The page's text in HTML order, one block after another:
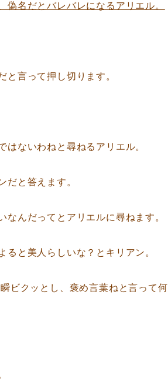
名だとバレバレになるアリエル。
と言って押し切ります。
ないわねと尋ねるアリエル。
だと答えます。
んだってとアリエルに尋ねます。
と美人らしいな？とキリアン。
ビクッとし、褒め言葉ねと言って何